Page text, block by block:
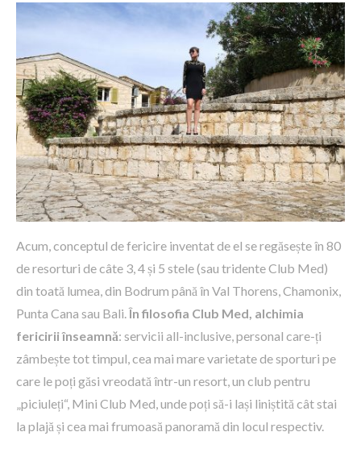
Acum, conceptul de fericire inventat de el se regăsește în 80
de resorturi de câte 3, 4 și 5 stele (sau tridente Club Med)
din toată lumea, din Bodrum până în Val Thorens, Chamonix,
Punta Cana sau Bali.În filosofia Club Med, alchimia
fericirii înseamnă: servicii all-inclusive, personal care-ți
zâmbește tot timpul, cea mai mare varietate de sporturi pe
care le poți găsi vreodată într-un resort, un club pentru
„piciuleți“, Mini Club Med, unde poți să-i lași liniștită cât stai
la plajă și cea mai frumoasă panoramă din locul respectiv.